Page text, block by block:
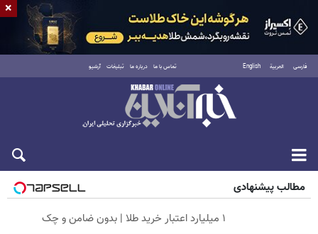
فارسی العربية English تماس با ما درباره ما تبلیغات آرشیو
جمعه ۱۶ مرداد ۱۴۰۵
مطالب پیشنهادی
۱ میلیارد اعتبار خرید طلا | بدون ضامن و چک
×